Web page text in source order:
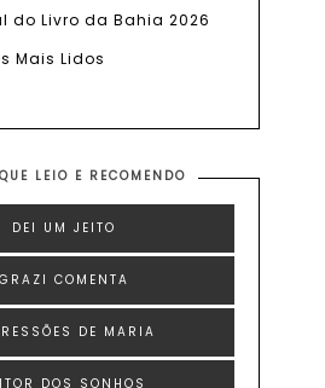
do Livro da Bahia 2026
Mais Lidos
LEIO E RECOMENDO
DEI UM JEITO
GRAZI COMENTA
DE MARIA
DOS SONHOS